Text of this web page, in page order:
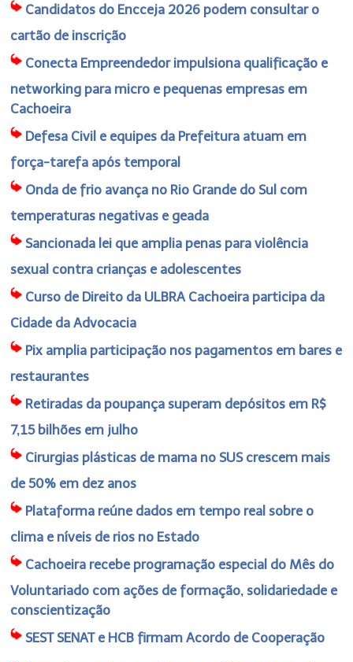
Candidatos do Encceja 2026 podem consultar o
cartão de inscrição
Conecta Empreendedor impulsiona qualificação e
networking para micro e pequenas empresas em
Cachoeira
Defesa Civil e equipes da Prefeitura atuam em
força-tarefa após temporal
Onda de frio avança no Rio Grande do Sul com
temperaturas negativas e geada
Sancionada lei que amplia penas para violência
sexual contra crianças e adolescentes
Curso de Direito da ULBRA Cachoeira participa da
Cidade da Advocacia
Pix amplia participação nos pagamentos em bares e
restaurantes
Retiradas da poupança superam depósitos em R$
7,15 bilhões em julho
Cirurgias plásticas de mama no SUS crescem mais
de 50% em dez anos
Plataforma reúne dados em tempo real sobre o
clima e níveis de rios no Estado
Cachoeira recebe programação especial do Mês do
Voluntariado com ações de formação, solidariedade e
conscientização
SEST SENAT e HCB firmam Acordo de Cooperação